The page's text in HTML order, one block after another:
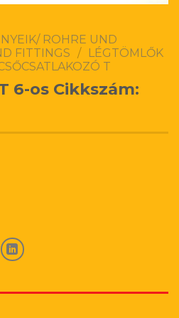
ROHRE UND
FITTINGS /
LÉGTÖMLŐK
T
6-os Cikkszám: